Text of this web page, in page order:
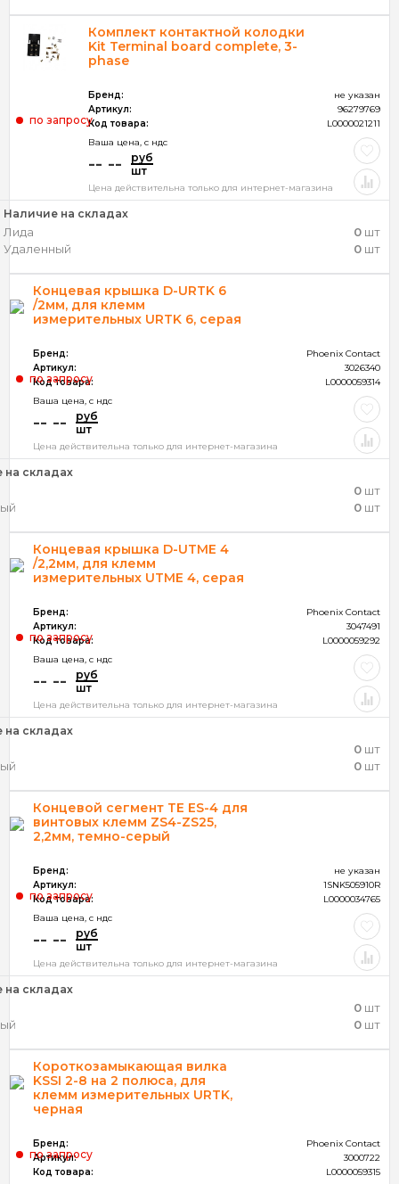
Комплект контактной колодки
Kit Terminal board complete, 3-
phase
Бренд:
не указан
Артикул:
96279769
Код товара:
L0000021211
Ваша цена, c ндс
-- --
руб
шт
по запросу
Цена действительна только для интернет-магазина
Наличие на складах
Лида 0 шт
Удаленный
0 шт
Концевая крышка D-URTK 6
/2мм, для клемм
измерительных URTK 6, серая
Бренд:
Phoenix Contact
Артикул:
3026340
Код товара:
L0000059314
Ваша цена, c ндс
-- --
руб
шт
по запросу
Цена действительна только для интернет-магазина
на складах
0 шт
0 шт
Концевая крышка D-UTME 4
/2,2мм, для клемм
измерительных UTME 4, серая
Бренд:
Phoenix Contact
Артикул:
3047491
Код товара:
L0000059292
Ваша цена, c ндс
-- --
руб
шт
по запросу
Цена действительна только для интернет-магазина
на складах
0 шт
0 шт
Концевой сегмент ТЕ ES-4 для
винтовых клемм ZS4-ZS25,
2,2мм, темно-серый
Бренд:
не указан
Артикул:
1SNK505910R
Код товара:
L0000034765
Ваша цена, c ндс
-- --
руб
шт
по запросу
Цена действительна только для интернет-магазина
на складах
0 шт
0 шт
Короткозамыкающая вилка
KSSI 2-8 на 2 полюса, для
клемм измерительных URTK,
черная
Бренд:
Phoenix Contact
Артикул:
3000722
Код товара:
L0000059315
по запросу